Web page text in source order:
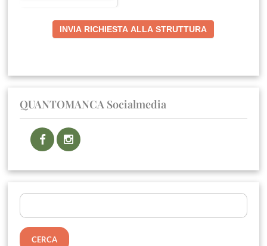
INVIA RICHIESTA ALLA STRUTTURA
QUANTOMANCA Socialmedia
Ricerca
per: